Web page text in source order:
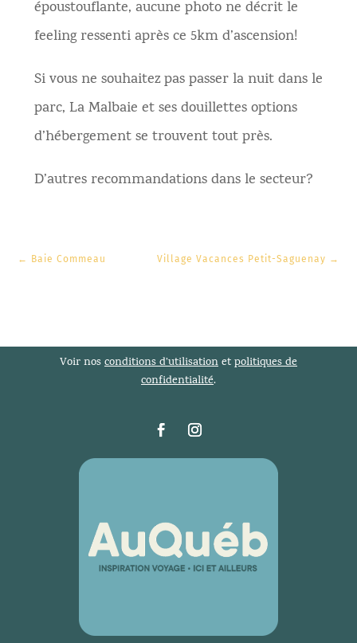
époustouflante, aucune photo ne décrit le
feeling ressenti après ce 5km d’ascension!
Si vous ne souhaitez pas passer la nuit dans le
parc, La Malbaie et ses douillettes options
d’hébergement se trouvent tout près.
D’autres recommandations dans le secteur?
← Baie Commeau Village Vacances Petit-Saguenay →
Voir nosconditions d’utilisationetpolitiques de
confidentialité.